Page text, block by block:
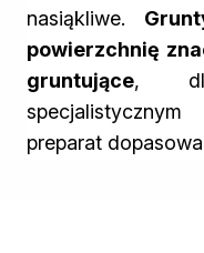
nasiąkliwe.
powierzchnię
gruntujące,
preparat